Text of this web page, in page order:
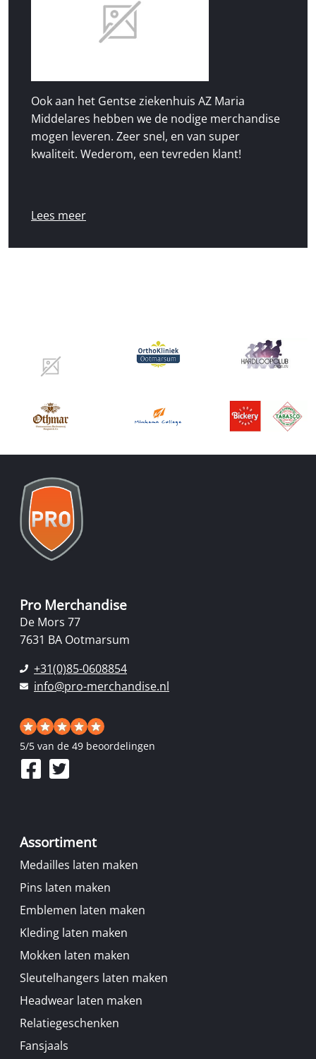
Ook aan het Gentse ziekenhuis AZ Maria
Middelares hebben we de nodige merchandise
mogen leveren. Zeer snel, en van super
kwaliteit. Wederom, een tevreden klant!
Lees meer
Pro Merchandise
De Mors 77
7631 BA Ootmarsum
+31(0)85-0608854
info@pro-merchandise.nl
5/5 van de 49 beoordelingen
Assortiment
Medailles laten maken
Pins laten maken
Emblemen laten maken
Kleding laten maken
Mokken laten maken
Sleutelhangers laten maken
Headwear laten maken
Relatiegeschenken
Fansjaals